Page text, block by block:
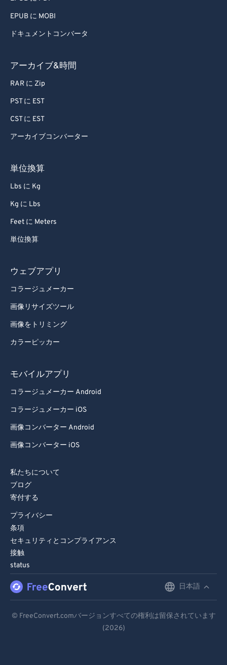
EPUB に MOBI
ドキュメントコンバータ
アーカイブ&時間
RAR に Zip
PST に EST
CST に EST
アーカイブコンバーター
単位換算
Lbs に Kg
Kg に Lbs
Feet に Meters
単位換算
ウェブアプリ
コラージュメーカー
画像リサイズツール
画像をトリミング
カラーピッカー
モバイルアプリ
コラージュメーカー Android
コラージュメーカー iOS
画像コンバーター Android
画像コンバーター iOS
私たちについて
ブログ
寄付する
プライバシー
条項
セキュリティとコンプライアンス
接触
status
日本語
Español
© FreeConvert.comバージョンすべての権利は留保されています
(2026)